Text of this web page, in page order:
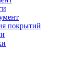
покрытий